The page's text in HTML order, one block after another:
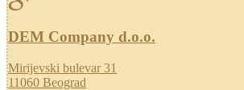
DEM Company d.o.o.
Mirijevski bulevar 31
11060 Beograd